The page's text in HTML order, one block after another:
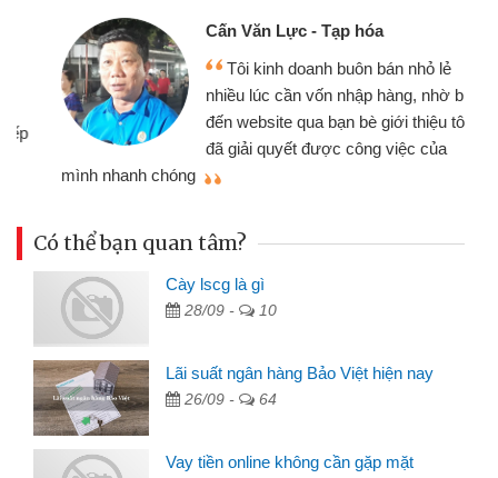
Cấn Văn Lực - Tạp hóa
Tôi kinh doanh buôn bán nhỏ lẻ
nhiều lúc cần vốn nhập hàng, nhờ biết
đến website qua bạn bè giới thiệu tôi
đã giải quyết được công việc của
mình nhanh chóng
Có thể bạn quan tâm?
Cày lscg là gì
28/09 - 10
Lãi suất ngân hàng Bảo Việt hiện nay
26/09 - 64
Vay tiền online không cần gặp mặt